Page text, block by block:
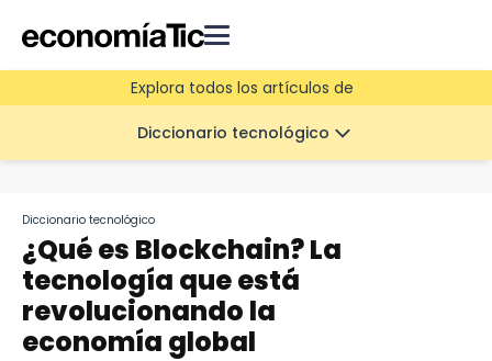
Explora todos los artículos de
Diccionario tecnológico
Diccionario tecnológico
¿Qué es Blockchain? La
tecnología que está
revolucionando la
economía global